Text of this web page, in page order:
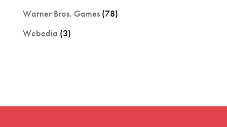
Warner Bros. Games(78)
Webedia (3)